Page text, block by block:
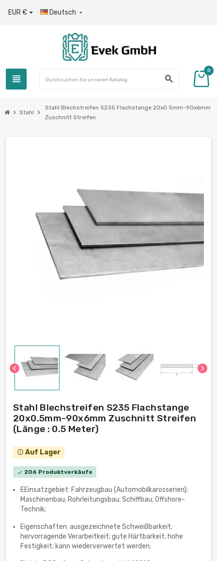
EUR € Deutsch 
view_headline search
0
chevron_right Stahl chevron_right
Stahl Blechstreifen S235 Flachstange 20x0.5mm-90x6mm
Zuschnitt Streifen
chevron_left chevron_right
Stahl Blechstreifen S235 Flachstange
20x0.5mm-90x6mm Zuschnitt Streifen
(Länge : 0.5 Meter)
error_outline Auf Lager
check 206 Produktverkäufe
EEinsatzgebiet: Fahrzeugbau (Automobilkarosserien);
Maschinenbau; Rohrleitungsbau; Schiffbau; Offshore-
Technik;
Eigenschaften: ausgezeichnete Schweißbarkeit;
hervorragende Verarbeitkeit; gute Härtbarkeit; hohe
Festigkeit; kann wiederverwertet werden;